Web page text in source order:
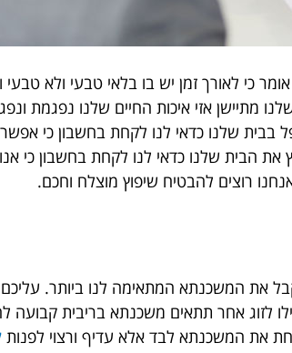
כי לאורך זמן יש בו בלאי טבעי ולא טבעי
מתיישן אזי איכות החיים שלנו נפגמת
בבית שלנו כדאי לנו לקחת בחשבון כי
הבית שלנו כדאי לנו לקחת בחשבון כי
רוצים להבטיח שיפוץ מוצלח וחכם.
את המשכנתא המתאימה לנו ביותר. עליכם
לזוג אחר תתאים משכנתא בריבית
את המשכנתא לבד אלא עדיף ורצוי לפנות